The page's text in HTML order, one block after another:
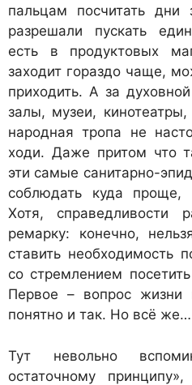
пальцам посчитать
разрешали пускать
есть в продуктовых
заходит гораздо чаще,
приходить. А за
залы, музеи,
народная тропа не
ходи. Даже притом что
эти самые санитарно-
соблюдать куда проще,
Хотя, справедливости
ремарку: конечно,
ставить необходимость
со стремлением
Первое – вопрос жизни
понятно и так. Но всё же…
Тут невольно
остаточному